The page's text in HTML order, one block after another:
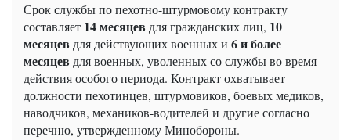
Срок службы по пехотно-штурмовому контракту
составляет 14 месяцев для гражданских лиц, 10
месяцев для действующих военных и 6 и более
месяцев для военных, уволенных со службы во время
действия особого периода. Контракт охватывает
должности пехотинцев, штурмовиков, боевых медиков,
наводчиков, механиков-водителей и другие согласно
перечню, утвержденному Минобороны.